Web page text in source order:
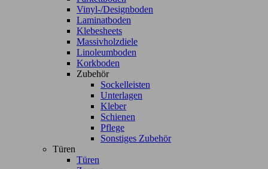
Vinyl-/Designboden
Laminatboden
Klebesheets
Massivholzdiele
Linoleumboden
Korkboden
Zubehör
Sockelleisten
Unterlagen
Kleber
Schienen
Pflege
Sonstiges Zubehör
Türen
Türen